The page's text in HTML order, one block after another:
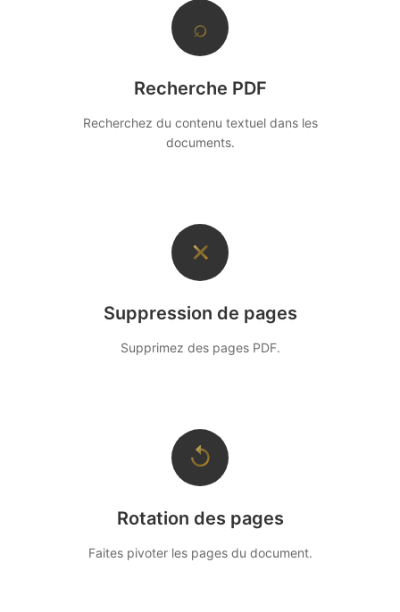
⌕
Recherche PDF
Recherchez du contenu textuel dans les
documents.
✕
Suppression de pages
Supprimez des pages PDF.
↺
Rotation des pages
Faites pivoter les pages du document.